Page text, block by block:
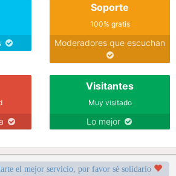
Soporte
100% gratis
Moderadores que escuchan
Visitantes
Muy visitado
Lo mejor
el mejor servicio, por favor sé solidario